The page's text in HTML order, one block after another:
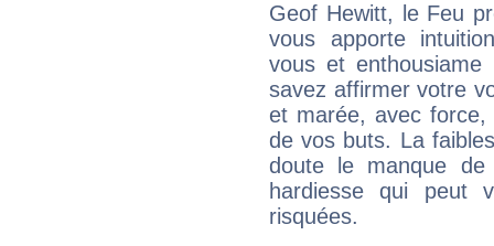
Geof Hewitt, le Feu
vous apporte
vous et
savez affirmer votre
et marée, avec
de vos buts. La
doute le manque
hardiesse qui peut
risquées.